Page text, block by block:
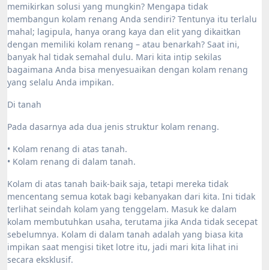
memikirkan solusi yang mungkin? Mengapa tidak
membangun kolam renang Anda sendiri? Tentunya itu terlalu
mahal; lagipula, hanya orang kaya dan elit yang dikaitkan
dengan memiliki kolam renang – atau benarkah? Saat ini,
banyak hal tidak semahal dulu. Mari kita intip sekilas
bagaimana Anda bisa menyesuaikan dengan kolam renang
yang selalu Anda impikan.
Di tanah
Pada dasarnya ada dua jenis struktur kolam renang.
• Kolam renang di atas tanah.
• Kolam renang di dalam tanah.
Kolam di atas tanah baik-baik saja, tetapi mereka tidak
mencentang semua kotak bagi kebanyakan dari kita. Ini tidak
terlihat seindah kolam yang tenggelam. Masuk ke dalam
kolam membutuhkan usaha, terutama jika Anda tidak secepat
sebelumnya. Kolam di dalam tanah adalah yang biasa kita
impikan saat mengisi tiket lotre itu, jadi mari kita lihat ini
secara eksklusif.